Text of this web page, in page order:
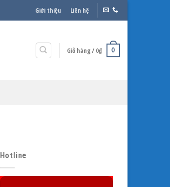
Giới thiệu Liên hệ
Giỏ hàng / 0₫ 0
Hotline